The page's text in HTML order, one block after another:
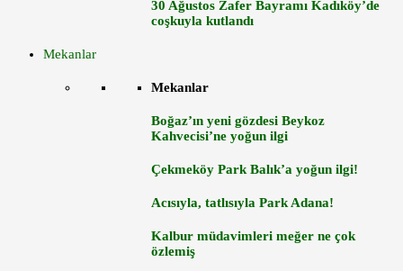
30 Ağustos Zafer Bayramı Kadıköy’de
coşkuyla kutlandı
Mekanlar
Mekanlar
Boğaz’ın yeni gözdesi Beykoz
Kahvecisi’ne yoğun ilgi
Çekmeköy Park Balık’a yoğun ilgi!
Acısıyla, tatlısıyla Park Adana!
Kalbur müdavimleri meğer ne çok
özlemiş